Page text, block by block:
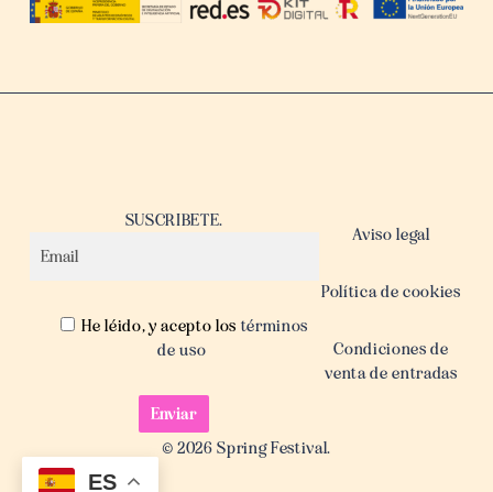
SUSCRIBETE.
He léido, y acepto los términos
de uso
Aviso legal
Política de cookies
Condiciones de
venta de entradas
© 2026 Spring Festival.
ES